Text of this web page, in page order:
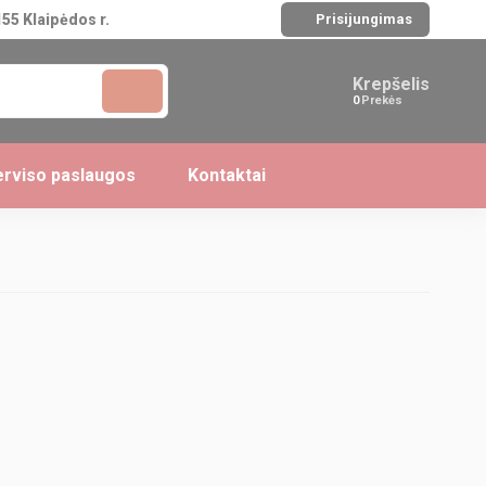
Klaipėdos r. Prisijungimas
Krepšelis
Prekės
paslaugos Kontaktai